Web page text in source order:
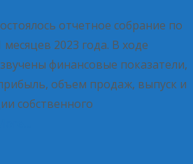
отчетное собрание по
2023 года. В ходе
финансовые показатели,
объем продаж, выпуск и
собственного